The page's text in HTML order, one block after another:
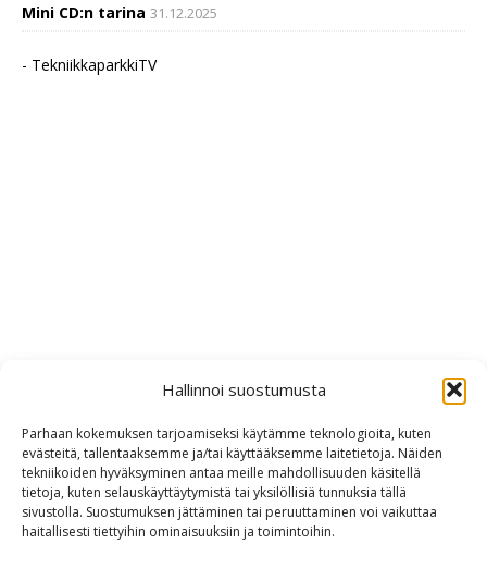
Hallinnoi suostumusta
Parhaan kokemuksen tarjoamiseksi käytämme teknologioita, kuten
evästeitä, tallentaaksemme ja/tai käyttääksemme laitetietoja. Näiden
tekniikoiden hyväksyminen antaa meille mahdollisuuden käsitellä
tietoja, kuten selauskäyttäytymistä tai yksilöllisiä tunnuksia tällä
sivustolla. Suostumuksen jättäminen tai peruuttaminen voi vaikuttaa
haitallisesti tiettyihin ominaisuuksiin ja toimintoihin.
Mini CD:n tarina 31.12.2025
- TekniikkaparkkiTV